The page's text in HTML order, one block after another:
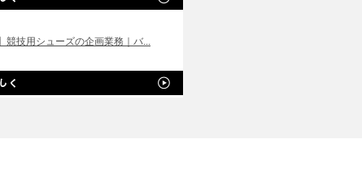
競技用シューズの企画業務｜バ...